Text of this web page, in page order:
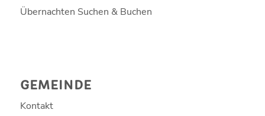
Übernachten Suchen & Buchen
GEMEINDE
Kontakt